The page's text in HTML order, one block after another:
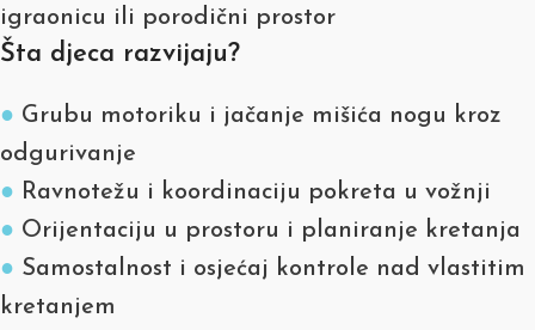
igraonicu ili porodični prostor
Šta djeca razvijaju?
● Grubu motoriku i jačanje mišića nogu kroz
odgurivanje
● Ravnotežu i koordinaciju pokreta u vožnji
● Orijentaciju u prostoru i planiranje kretanja
● Samostalnost i osjećaj kontrole nad vlastitim
kretanjem